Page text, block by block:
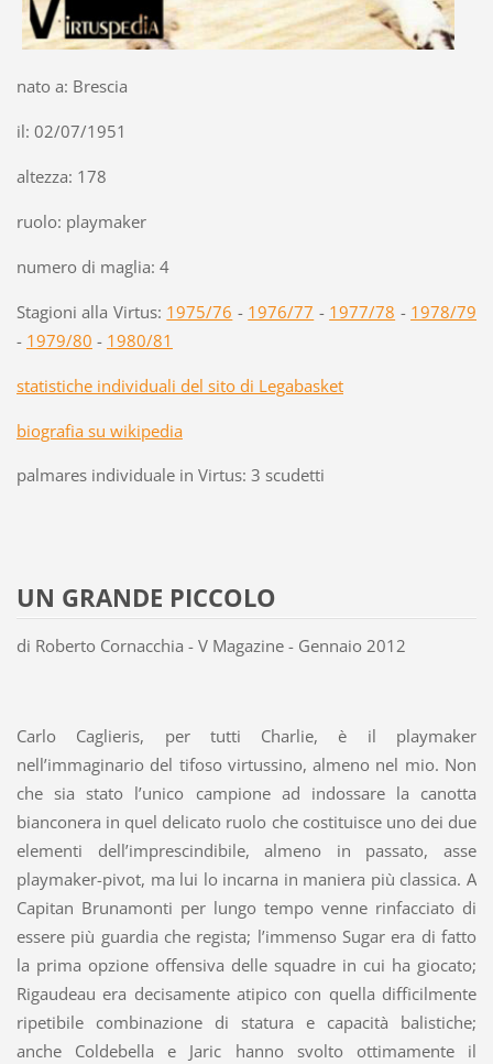
nato a: Brescia
il: 02/07/1951
altezza: 178
ruolo: playmaker
numero di maglia: 4
Stagioni alla Virtus: 1975/76 - 1976/77 - 1977/78 - 1978/79
- 1979/80 - 1980/81
statistiche individuali del sito di Legabasket
biografia su wikipedia
palmares individuale in Virtus: 3 scudetti
UN GRANDE PICCOLO
di Roberto Cornacchia - V Magazine - Gennaio 2012
Carlo Caglieris, per tutti Charlie, è il playmaker
nell’immaginario del tifoso virtussino, almeno nel mio. Non
che sia stato l’unico campione ad indossare la canotta
bianconera in quel delicato ruolo che costituisce uno dei due
elementi dell’imprescindibile, almeno in passato, asse
playmaker-pivot, ma lui lo incarna in maniera più classica. A
Capitan Brunamonti per lungo tempo venne rinfacciato di
essere più guardia che regista; l’immenso Sugar era di fatto
la prima opzione offensiva delle squadre in cui ha giocato;
Rigaudeau era decisamente atipico con quella difficilmente
ripetibile combinazione di statura e capacità balistiche;
anche Coldebella e Jaric hanno svolto ottimamente il